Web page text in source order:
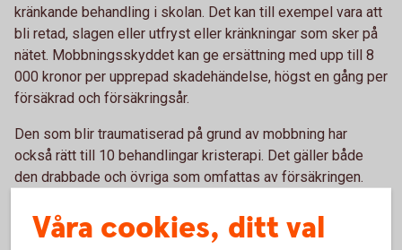
kränkande behandling i skolan. Det kan till exempel vara att
bli retad, slagen eller utfryst eller kränkningar som sker på
nätet. Mobbningsskyddet kan ge ersättning med upp till 8
000 kronor per upprepad skadehändelse, högst en gång per
försäkrad och försäkringsår.
Den som blir traumatiserad på grund av mobbning har
också rätt till 10 behandlingar kristerapi. Det gäller både
den drabbade och övriga som omfattas av försäkringen.
Sparbanken Blekinge är försäkringsförmedlare och Tre
Kronor försäkringsgivare för hemförsäkringarna.
Våra cookies, ditt val